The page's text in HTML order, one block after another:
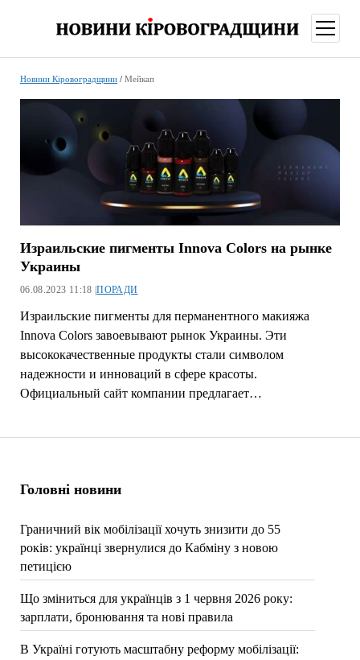
меню
Головні новини
Граничний вік мобілізації хочуть знизити до 55
років: українці звернулися до Кабміну з новою
петицією
Що зміниться для українців з 1 червня 2026 року:
зарплати, бронювання та нові правила
В Україні готують масштабну реформу мобілізації:
Новини Кіровоградщини/ Мейкап
Израильские пигменты Innova Colors на рынке
Украины
06.08.2023 11:18 |ПОРАДИ
Израильские пигменты для перманентного макияжа
Innova Colors завоевывают рынок Украины. Эти
высококачественные продукты стали символом
надежности и инноваций в сфере красоты.
Официальный сайт компании предлагает…